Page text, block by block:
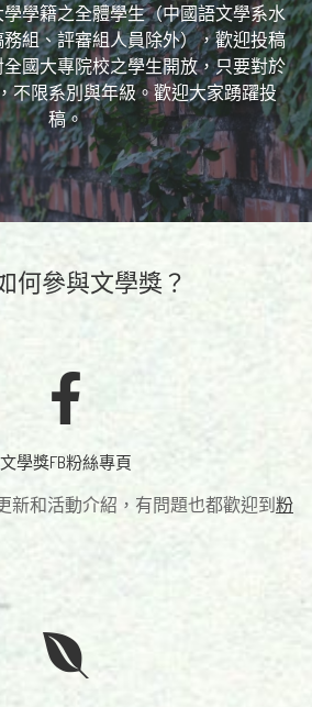
學籍之全體學生（中國語文學系水
組、評審組人員除外），歡迎投稿
國大專院校之學生開放，只要對於
不限系別與年級。歡迎大家踴躍投
稿。
何參與文學獎？
文學獎FB粉絲專頁
新和活動介紹，有問題也都歡迎到粉